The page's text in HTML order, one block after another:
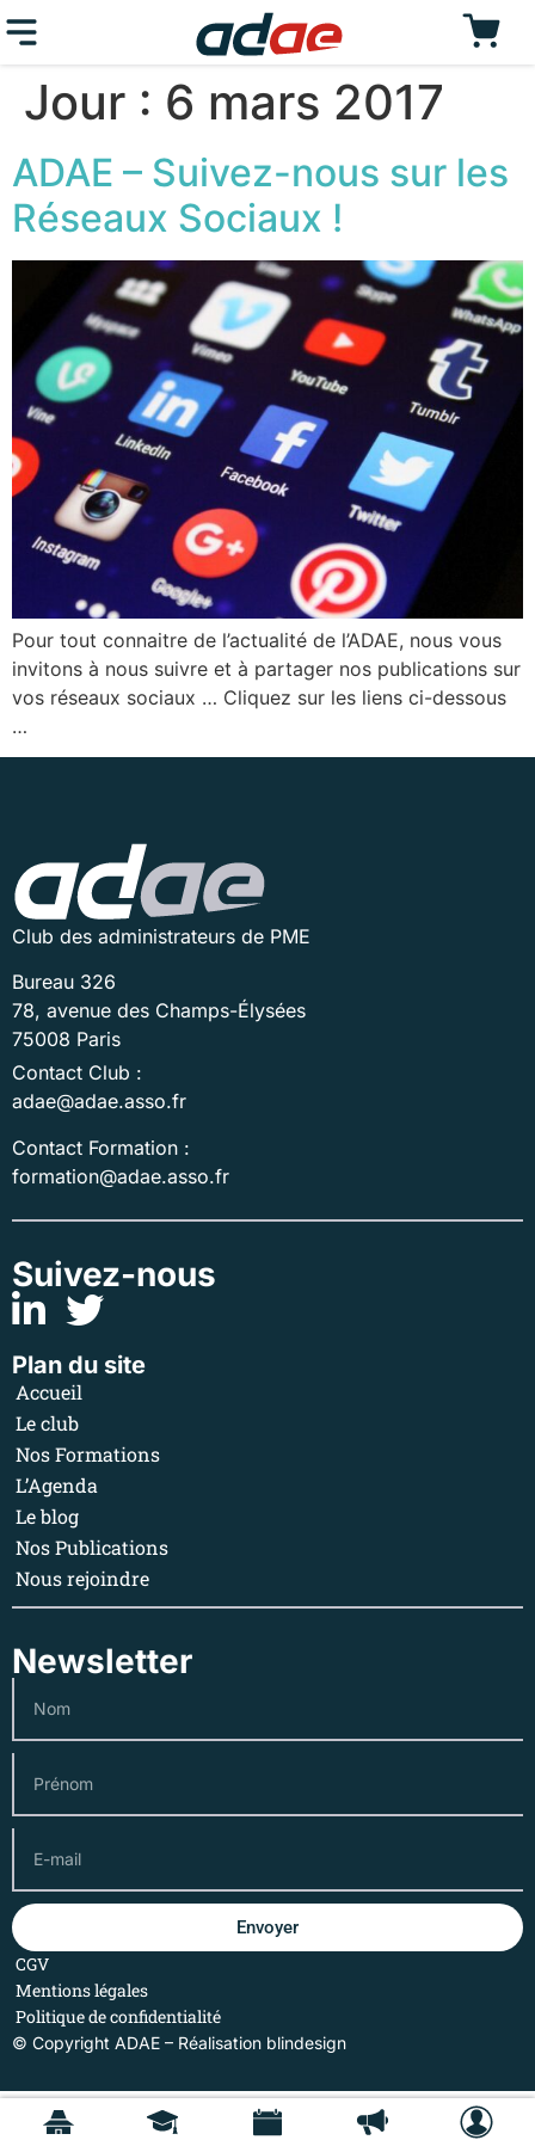
Jour : 6 mars 2017
ADAE – Suivez-nous sur les
Réseaux Sociaux !
Pour tout connaitre de l’actualité de l’ADAE, nous vous
invitons à nous suivre et à partager nos publications sur
vos réseaux sociaux … Cliquez sur les liens ci-dessous
…
Club des administrateurs de PME
Bureau 326
78, avenue des Champs-Élysées
75008 Paris
Contact Club :
adae@adae.asso.fr
Contact Formation :
formation@adae.asso.fr
Suivez-nous
Plan du site
Accueil
Le club
Nos Formations
L’Agenda
Le blog
Nos Publications
Nous rejoindre
Newsletter
Envoyer
CGV
Mentions légales
Politique de confidentialité
© Copyright ADAE – Réalisation blindesign